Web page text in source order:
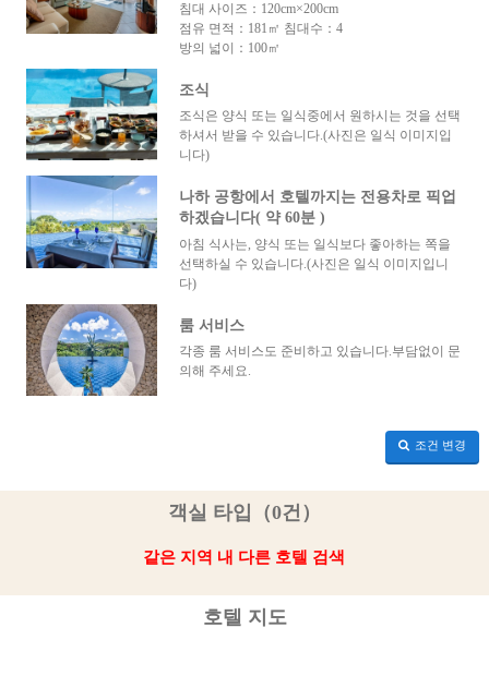
침대 사이즈：120cm×200cm
점유 면적：181㎡ 침대수：4
방의 넓이：100㎡
조식
조식은 양식 또는 일식중에서 원하시는 것을 선택
하셔서 받을 수 있습니다.(사진은 일식 이미지입
니다)
나하 공항에서 호텔까지는 전용차로 픽업
하겠습니다( 약 60분 )
아침 식사는, 양식 또는 일식보다 좋아하는 쪽을
선택하실 수 있습니다.(사진은 일식 이미지입니
다)
룸 서비스
각종 룸 서비스도 준비하고 있습니다.부담없이 문
의해 주세요.
조건 변경
객실 타입（0건）
같은 지역 내 다른 호텔 검색
호텔 지도